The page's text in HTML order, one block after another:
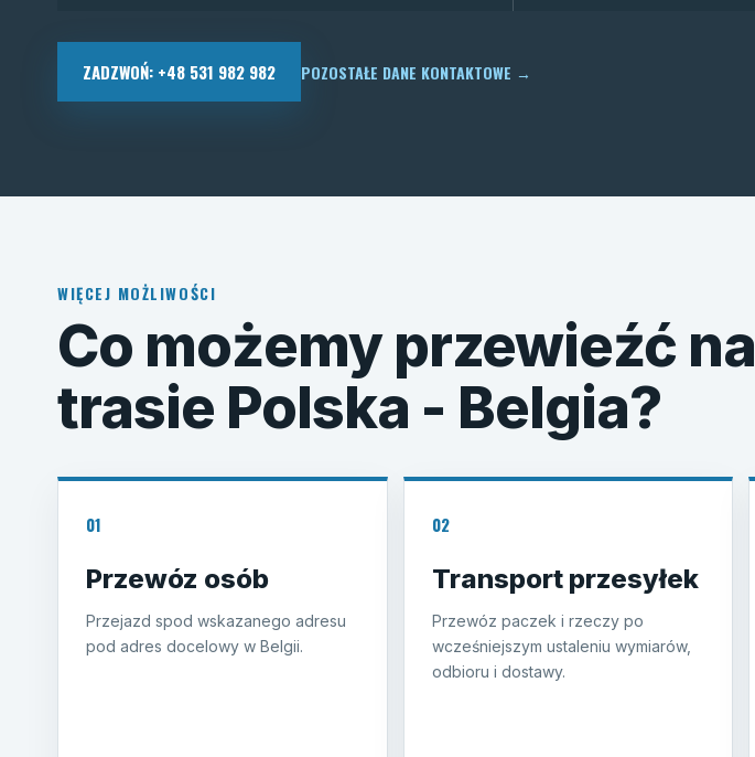
ZADZWOŃ: +48 531 982 982 POZOSTAŁE DANE KONTAKTOWE →
WIĘCEJ MOŻLIWOŚCI
Co możemy przewieźć na
trasie Polska - Belgia?
01
Przewóz osób
Przejazd spod wskazanego adresu
pod adres docelowy w Belgii.
02
Transport przesyłek
Przewóz paczek i rzeczy po
wcześniejszym ustaleniu wymiarów,
odbioru i dostawy.